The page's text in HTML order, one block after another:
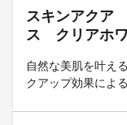
スキンアクア
ス クリアホ
自然な美肌を叶え
クアップ効果による